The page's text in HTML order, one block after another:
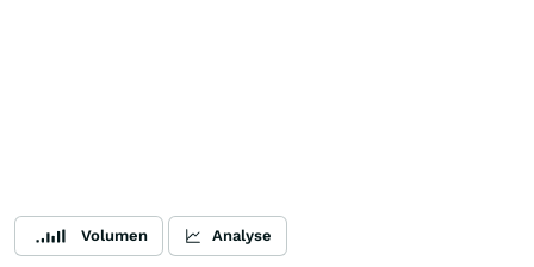
Volumen Analyse